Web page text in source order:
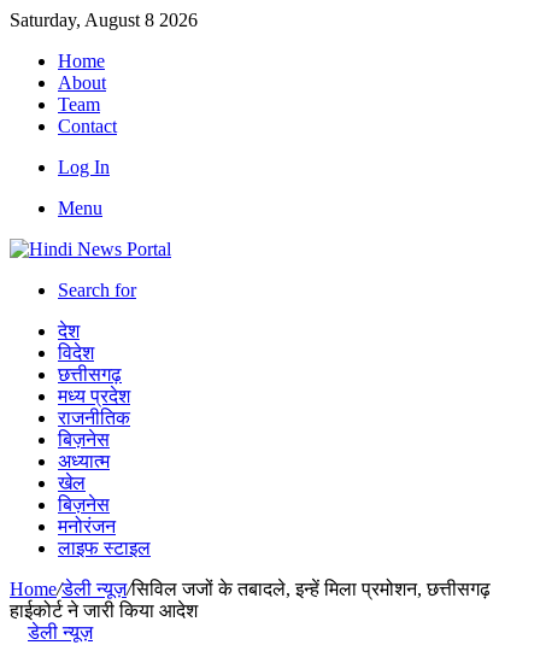
Saturday, August 8 2026
Home
About
Team
Contact
Log In
Menu
Search for
देश
विदेश
छत्तीसगढ़
मध्य प्रदेश
राजनीतिक
बिज़नेस
अध्यात्म
खेल
बिज़नेस
मनोरंजन
लाइफ स्टाइल
Home/डेली न्यूज़/सिविल जजों के तबादले, इन्हें मिला प्रमोशन, छत्तीसगढ़
हाईकोर्ट ने जारी किया आदेश
डेली न्यूज़